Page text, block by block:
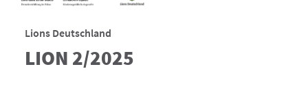
Lions Deutschland
LION 2/2025